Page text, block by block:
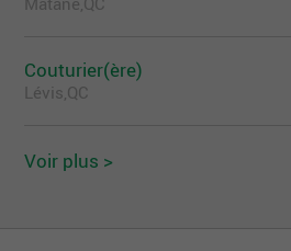
Couturier(ère)
Lévis,QC
Voir plus >